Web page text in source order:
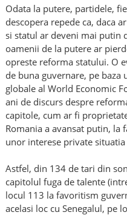
Odata la putere, partidele,
descopera repede ca, daca
si statul ar deveni mai putin
oamenii de la putere ar
opreste reforma statului. O
de buna guvernare, pe
globale al World Economic
ani de discurs despre
capitole, cum ar fi
Romania a avansat putin, la
unor interese private
Astfel, din 134 de tari din
capitolul fuga de talente
locul 113 la favoritism
acelasi loc cu Senegalul, pe